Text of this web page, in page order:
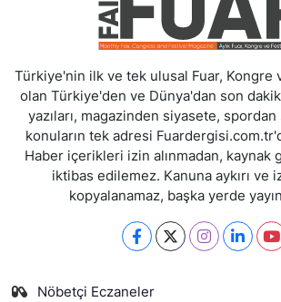
Türkiye'nin ilk ve tek ulusal Fuar, Kongre
olan Türkiye'den ve Dünya'dan son
yazıları, magazinden siyasete,
konuların tek adresi
Haber içerikleri izin alınmadan, kaynak
iktibas edilemez. Kanuna aykırı ve
kopyalanamaz, başka yerde
Nöbetçi Eczaneler